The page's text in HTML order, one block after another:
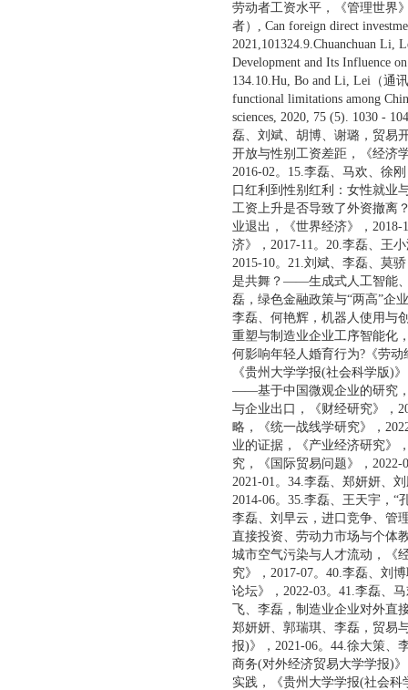
劳动者工资水平，《管理世界
者）, Can foreign direct
2021,101324.9.Chuanchuan Li,
Development and Its Influence
134.10.Hu, Bo and Li, Lei（通
functional limitations among
sciences, 2020, 75 (5). 1030 -
磊、刘斌、胡博、谢璐，贸易
开放与性别工资差距，《经济
2016-02。15.李磊、马欢、徐
口红利到性别红利：女性就业
工资上升是否导致了外资撤离
业退出，《世界经济》，
济》，2017-11。20.李磊、王
2015-10。21.刘斌、李磊、莫
是共舞？——生成式人工智能、
磊，绿色金融政策与“两高”企
李磊、何艳辉，机器人使用与
重塑与制造业企业工序智能化
何影响年轻人婚育行为?《劳
《贵州大学学报(社会科学版)
——基于中国微观企业的研究，
与企业出口，《财经研究》，
略，《统一战线学研究》，
业的证据，《产业经济研究》
究，《国际贸易问题》，
2021-01。34.李磊、郑妍妍、
2014-06。35.李磊、王天宇，
李磊、刘早云，进口竞争、管
直接投资、劳动力市场与个体
城市空气污染与人才流动，《
究》，2017-07。40.李磊、刘
论坛》，2022-03。41.李磊、
飞、李磊，制造业企业对外直
郑妍妍、郭瑞琪、李磊，贸易
报)》，2021-06。44.徐大策
商务(对外经济贸易大学学报)
实践，《贵州大学学报(社会科